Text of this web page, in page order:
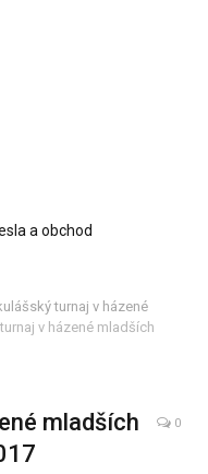
turnaj v házené
v házené mladších
mladších
0